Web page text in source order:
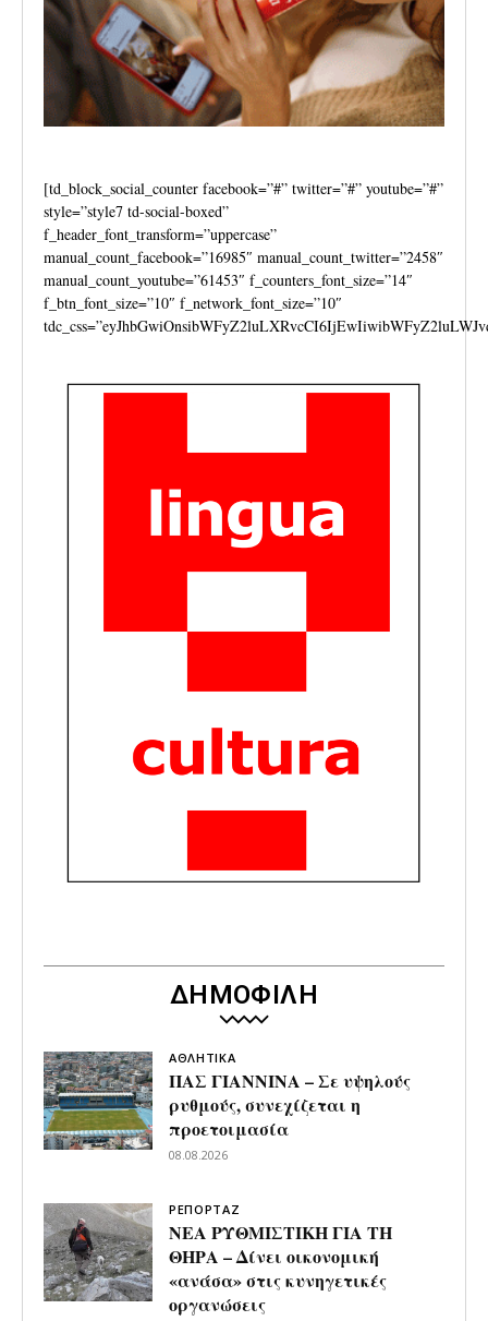
[td_block_social_counter facebook=”#” twitter=”#” youtube=”#”
style=”style7 td-social-boxed”
f_header_font_transform=”uppercase”
manual_count_facebook=”16985″ manual_count_twitter=”2458″
manual_count_youtube=”61453″ f_counters_font_size=”14″
f_btn_font_size=”10″ f_network_font_size=”10″
ΔΗΜΟΦΙΛΗ
ΑΘΛΗΤΙΚΑ
ΠΑΣ ΓΙΑΝΝΙΝΑ – Σε υψηλούς
ρυθμούς, συνεχίζεται η
προετοιμασία
08.08.2026
ΡΕΠΟΡΤΑΖ
ΝΕΑ ΡΥΘΜΙΣΤΙΚΗ ΓΙΑ ΤΗ
ΘΗΡΑ – Δίνει οικονομική
«ανάσα» στις κυνηγετικές
οργανώσεις